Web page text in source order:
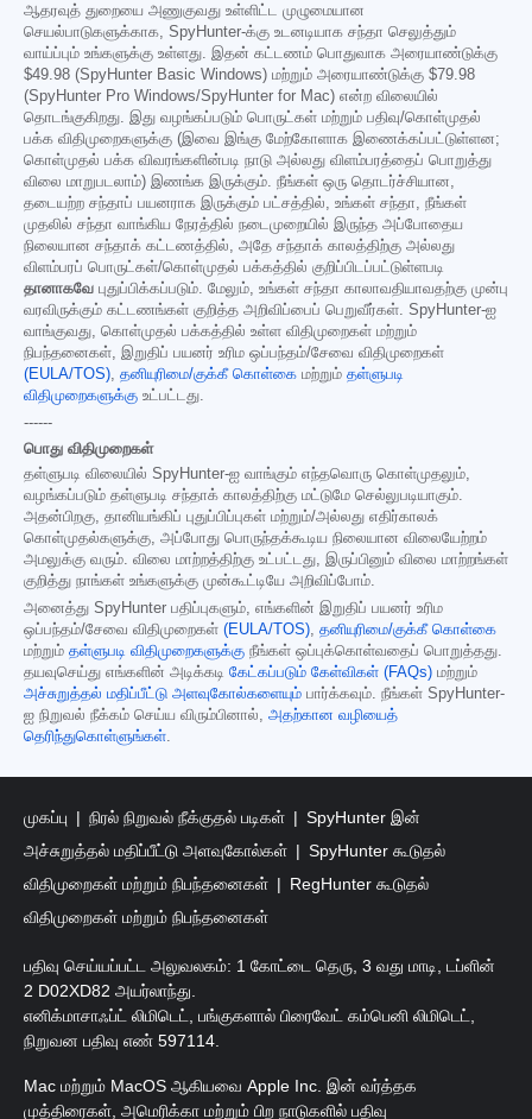
ஆதரவுத் துறையை அணுகுவது உள்ளிட்ட முழுமையான
செயல்பாடுகளுக்காக, SpyHunter-க்கு உடனடியாக சந்தா செலுத்தும்
வாய்ப்பும் உங்களுக்கு உள்ளது. இதன் கட்டணம் பொதுவாக அரையாண்டுக்கு
$49.98 (SpyHunter Basic Windows) மற்றும் அரையாண்டுக்கு $79.98
(SpyHunter Pro Windows/SpyHunter for Mac) என்ற விலையில்
தொடங்குகிறது. இது வழங்கப்படும் பொருட்கள் மற்றும் பதிவு/கொள்முதல்
பக்க விதிமுறைகளுக்கு (இவை இங்கு மேற்கோளாக இணைக்கப்பட்டுள்ளன;
கொள்முதல் பக்க விவரங்களின்படி நாடு அல்லது விளம்பரத்தைப் பொறுத்து
விலை மாறுபடலாம்) இணங்க இருக்கும். நீங்கள் ஒரு தொடர்ச்சியான,
தடையற்ற சந்தாப் பயனராக இருக்கும் பட்சத்தில், உங்கள் சந்தா, நீங்கள்
முதலில் சந்தா வாங்கிய நேரத்தில் நடைமுறையில் இருந்த அப்போதைய
நிலையான சந்தாக் கட்டணத்தில், அதே சந்தாக் காலத்திற்கு அல்லது
விளம்பரப் பொருட்கள்/கொள்முதல் பக்கத்தில் குறிப்பிடப்பட்டுள்ளபடி
தானாகவே புதுப்பிக்கப்படும். மேலும், உங்கள் சந்தா காலாவதியாவதற்கு முன்பு
வரவிருக்கும் கட்டணங்கள் குறித்த அறிவிப்பைப் பெறுவீர்கள். SpyHunter-ஐ
வாங்குவது, கொள்முதல் பக்கத்தில் உள்ள விதிமுறைகள் மற்றும்
நிபந்தனைகள், இறுதிப் பயனர் உரிம ஒப்பந்தம்/சேவை விதிமுறைகள்
(EULA/TOS), தனியுரிமை/குக்கீ கொள்கை மற்றும் தள்ளுபடி
விதிமுறைகளுக்கு உட்பட்டது.
------
பொது விதிமுறைகள்
தள்ளுபடி விலையில் SpyHunter-ஐ வாங்கும் எந்தவொரு கொள்முதலும்,
வழங்கப்படும் தள்ளுபடி சந்தாக் காலத்திற்கு மட்டுமே செல்லுபடியாகும்.
அதன்பிறகு, தானியங்கிப் புதுப்பிப்புகள் மற்றும்/அல்லது எதிர்காலக்
கொள்முதல்களுக்கு, அப்போது பொருந்தக்கூடிய நிலையான விலையேற்றம்
அமலுக்கு வரும். விலை மாற்றத்திற்கு உட்பட்டது, இருப்பினும் விலை மாற்றங்கள்
குறித்து நாங்கள் உங்களுக்கு முன்கூட்டியே அறிவிப்போம்.
அனைத்து SpyHunter பதிப்புகளும், எங்களின் இறுதிப் பயனர் உரிம
ஒப்பந்தம்/சேவை விதிமுறைகள் (EULA/TOS), தனியுரிமை/குக்கீ கொள்கை
மற்றும் தள்ளுபடி விதிமுறைகளுக்கு நீங்கள் ஒப்புக்கொள்வதைப் பொறுத்தது.
தயவுசெய்து எங்களின் அடிக்கடி கேட்கப்படும் கேள்விகள் (FAQs) மற்றும்
அச்சுறுத்தல் மதிப்பீட்டு அளவுகோல்களையும் பார்க்கவும். நீங்கள் SpyHunter-
ஐ நிறுவல் நீக்கம் செய்ய விரும்பினால், அதற்கான வழியைத்
தெரிந்துகொள்ளுங்கள்.
முகப்பு நிரல் நிறுவல் நீக்குதல் படிகள்
SpyHunter இன்
அச்சுறுத்தல் மதிப்பீட்டு அளவுகோல்கள்
SpyHunter கூடுதல்
விதிமுறைகள் மற்றும் நிபந்தனைகள்
RegHunter கூடுதல்
விதிமுறைகள் மற்றும் நிபந்தனைகள்
பதிவு செய்யப்பட்ட அலுவலகம்: 1 கோட்டை தெரு, 3 வது மாடி, டப்ளின்
2 D02XD82 அயர்லாந்து.
எனிக்மாசாஃப்ட் லிமிடெட், பங்குகளால் பிரைவேட் கம்பெனி லிமிடெட்,
நிறுவன பதிவு எண் 597114.
Mac மற்றும் MacOS ஆகியவை Apple Inc. இன் வர்த்தக
முத்திரைகள், அமெரிக்கா மற்றும் பிற நாடுகளில் பதிவு